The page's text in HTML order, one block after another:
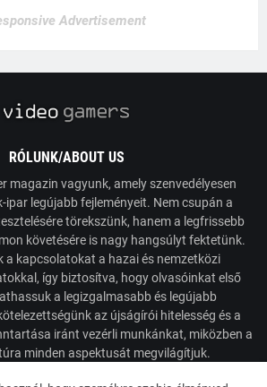
Advertisement
RÓLUNK/ABOUT US
magazin vagyunk, amely szenvedélyesen
ipar legújabb fejleményeit. Nem csupán a
törekszünk, hanem a legfrissebb
követésére is nagy hangsúlyt fektetünk.
a kapcsolatokat a hazai és nemzetközi
így biztosítva, hogy olvasóinkat első
a legizgalmasabb és legújabb
az újságírói hitelesség és a
iránt vezérli munkánkat, miközben a
minden aspektusát megvilágítjuk.